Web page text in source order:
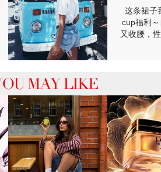
这条裙子
cup福利
又收腰，
MIGHT LIKE 你可能喜欢